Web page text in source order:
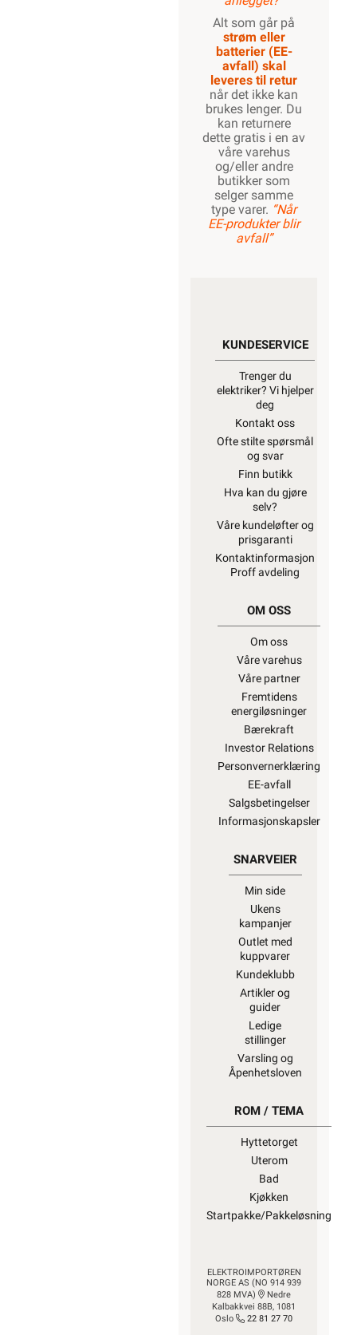
Alt som går på
strøm eller
batterier (EE-
avfall) skal
leveres til retur
når det ikke kan
brukes lenger. Du
kan returnere
dette gratis i en av
våre varehus
og/eller andre
butikker som
selger samme
type varer. “Når
EE-produkter blir
avfall”
KUNDESERVICE
Trenger du
elektriker? Vi hjelper
deg
Kontakt oss
Ofte stilte spørsmål
og svar
Finn butikk
Hva kan du gjøre
selv?
Våre kundeløfter og
prisgaranti
Kontaktinformasjon
Proff avdeling
OM OSS
Om oss
Våre varehus
Våre partner
Fremtidens
energiløsninger
Bærekraft
Investor Relations
Personvernerklæring
EE-avfall
Salgsbetingelser
Informasjonskapsler
SNARVEIER
Min side
Ukens
kampanjer
Outlet med
kuppvarer
Kundeklubb
Artikler og
guider
Ledige
stillinger
Varsling og
Åpenhetsloven
ROM / TEMA
Hyttetorget
Uterom
Bad
Kjøkken
Startpakke/Pakkeløsning
ELEKTROIMPORTØREN
NORGE AS (NO 914 939
828 MVA)
Nedre
Kalbakkvei 88B, 1081
Oslo
22 81 27 70